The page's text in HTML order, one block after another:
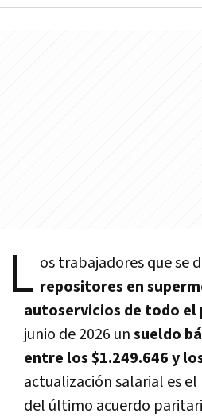
L os trabajadores que se
repositores en
autoservicios de todo el
junio de 2026 unsueldo
entre los $1.249.646 y
actualización salarial es
del último acuerdo